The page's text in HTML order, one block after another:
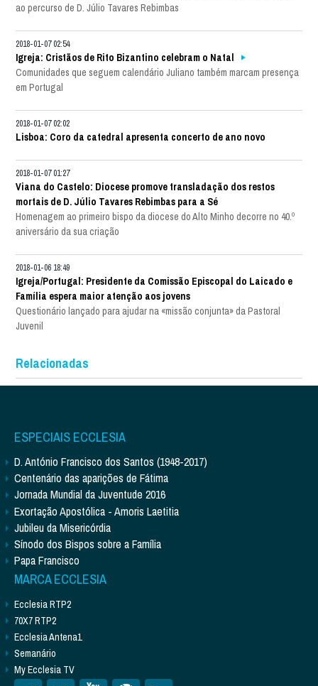
ao percurso de D. Júlio Tavares Rebimbas
2018-01-07 02:54
Igreja: Cristãos de Rito Bizantino celebram o Natal
Comunidades que seguem calendário Juliano também marcam presença
em Portugal
2018-01-07 02:02
Lisboa: Coro da catedral apresenta concerto de ano novo
2018-01-07 01:27
Viana do Castelo: Diocese promove transladação dos restos
mortais de D. Júlio Tavares Rebimbas para a Sé
Homenagem ao primeiro bispo da diocese do Alto Minho decorre no 40.º
aniversário da sua criação
2018-01-06 18:49
Igreja/Portugal: Presidente da Comissão Episcopal do Laicado e
Família espera maior atenção aos jovens
Questionário lançado para ajudar na «missão conjunta» da Pastoral
Juvenil
Relacionadas
ESPECIAIS ECCLESIA
D. António Francisco dos Santos (1948-2017)
Centenário das aparições de Fátima
Jornada Mundial da Juventude 2016
Exortação Apostólica - Amoris Laetitia
Jubileu da Misericórdia
Sínodo dos Bispos sobre a Família
Papa Francisco
MARCA ECCLESIA
Ecclesia RTP2
70X7 RTP2
Ecclesia Antena1
Semanário
My Ecclesia TV